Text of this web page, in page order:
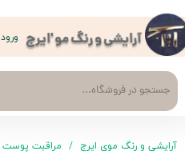
آرایشی و رنگ مو 'ایرج ورود
حساب کاربری من
تغییر گذر واژه
سفارشات
خروج از حساب کاربری
آرایشی و رنگ موی ایرج مراقبت پوست